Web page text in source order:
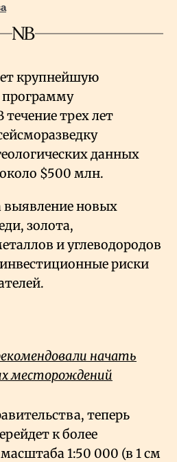
крупнейшую
программу
течение трех лет
данных
$500 млн.
выявление новых
золота,
и углеводородов
риски
начать
месторождений
теперь
к более
1:50 000 (в 1 см